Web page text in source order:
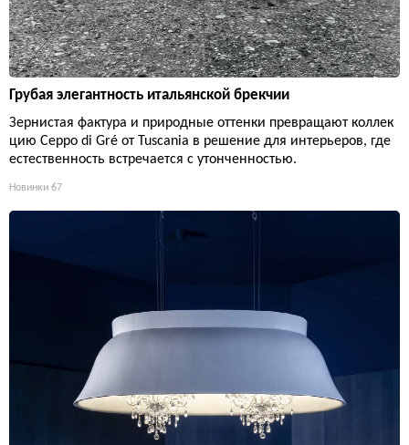
Грубая элегантность итальянской брекчии
Зернистая фактура и природные оттенки превращают коллек
цию Ceppo di Gré от Tuscania в решение для интерьеров, где
естественность встречается с утонченностью.
Новинки 67